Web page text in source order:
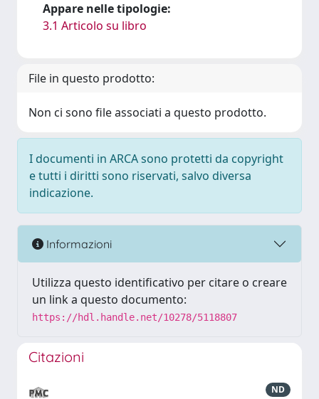
Appare nelle tipologie:
3.1 Articolo su libro
File in questo prodotto:
Non ci sono file associati a questo prodotto.
I documenti in ARCA sono protetti da copyright
e tutti i diritti sono riservati, salvo diversa
indicazione.
Informazioni
Utilizza questo identificativo per citare o creare
un link a questo documento:
https://hdl.handle.net/10278/5118807
Citazioni
ND